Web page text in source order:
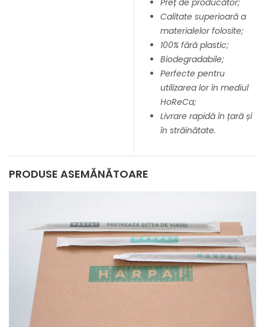
Calitate superioară a
materialelor folosite;
100% fără plastic;
Biodegradabile;
Perfecte pentru
utilizarea lor în mediul
HoReCa;
Livrare rapidă în țară și
în străinătate.
PRODUSE ASEMĂNĂTOARE